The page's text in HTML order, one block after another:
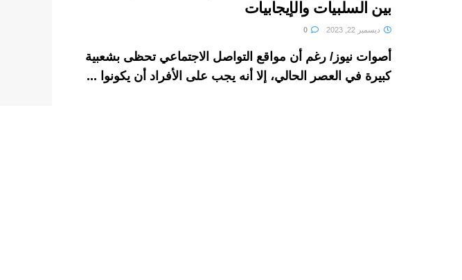
بين السلبيات والإيجابيات
ديسمبر 22, 2023
أصوات نيوز/ رغم أن مواقع التواصل الاجتماعي تحظى بشعبية
كبيرة في العصر الحالي، إلا أنه يجب على الأفراد أن يكونوا ...